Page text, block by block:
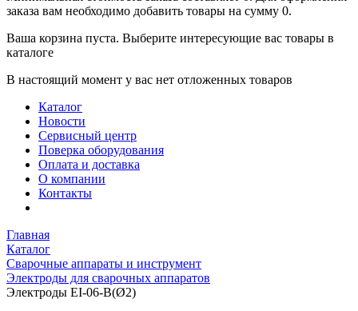
заказа вам необходимо добавить товары на сумму 0.
Ваша корзина пуста. Выберите интересующие вас товары в
каталоге
В настоящий момент у вас нет отложенных товаров
Каталог
Новости
Сервисный центр
Поверка оборудования
Оплата и доставка
О компании
Контакты
Главная
Каталог
Сварочные аппараты и инструмент
Электроды для сварочных аппаратов
Электроды EI-06-B(Ø2)